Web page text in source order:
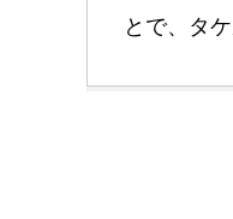
とで、タ